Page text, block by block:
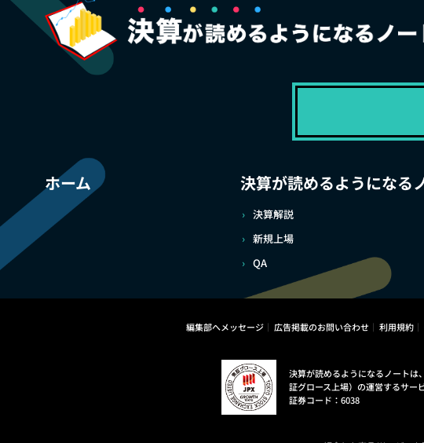
ホーム 決算が読めるようになる
決算解説
新規上場
QA
編集部へメッセージ 広告掲載のお問い合わせ 利用規約
決算が読めるようになるノートは
証グロース上場）の運営するサー
証券コード：6038